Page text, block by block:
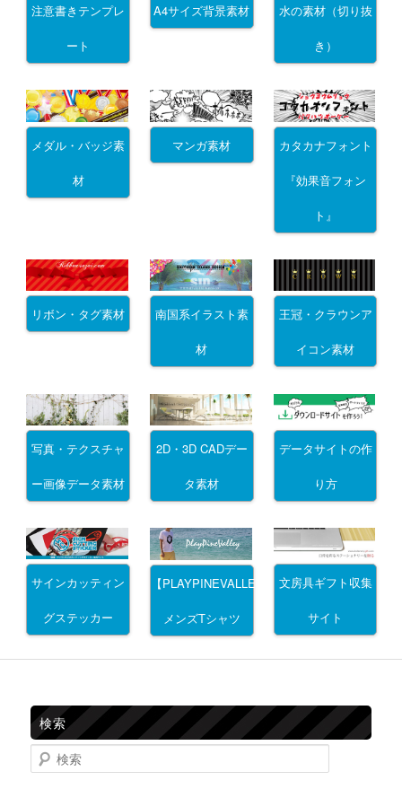
注意書きテンプレ
ート
A4サイズ背景素材 水の素材（切り抜
き）
メダル・バッジ素
材
マンガ素材 カタカナフォント
『効果音フォン
ト』
リボン・タグ素材 南国系イラスト素
材
王冠・クラウンア
イコン素材
写真・テクスチャ
ー画像データ素材
2D・3D CADデー
タ素材
データサイトの作
り方
サインカッティン
グステッカー
【PLAYPINEVALLEY】
メンズTシャツ
文房具ギフト収集
サイト
検索
検索